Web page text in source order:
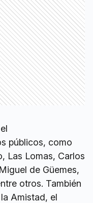
públicos, como
Las Lomas, Carlos
de Güemes,
otros. También
Amistad, el